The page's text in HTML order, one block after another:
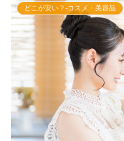
どこが安い？-コスメ・美容品